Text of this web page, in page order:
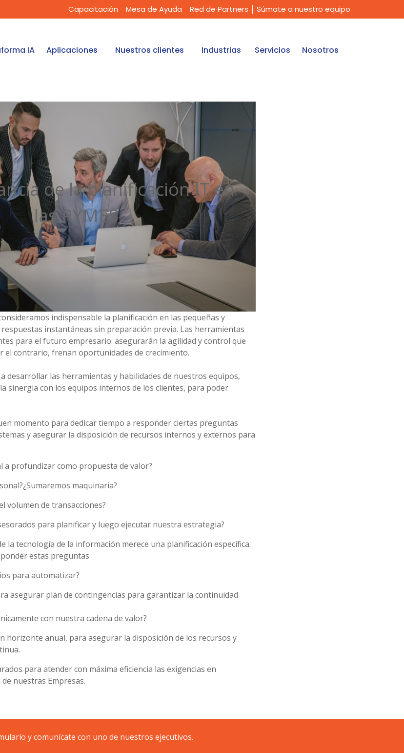
Capacitación Mesa de Ayuda Red de Partners Súmate a nuestro equipo
IA Aplicaciones Nuestros clientes Industrias Servicios Nosotros
de la planificación IT en
las PYMES
indispensable la planificación en las pequeñas y
instantáneas sin preparación previa. Las herramientas
para el futuro empresario: asegurarán la agilidad y control que
el contrario, frenan oportunidades de crecimiento.
desarrollar las herramientas y habilidades de nuestros equipos,
sinergia con los equipos internos de los clientes, para poder
momento para dedicar tiempo a responder ciertas preguntas
y asegurar la disposición de recursos internos y externos para
a profundizar como propuesta de valor?
maquinaria?
volumen de transacciones?
para planificar y luego ejecutar nuestra estrategia?
la tecnología de la información merece una planificación específica.
estas preguntas
para automatizar?
asegurar plan de contingencias para garantizar la continuidad
con nuestra cadena de valor?
horizonte anual, para asegurar la disposición de los recursos y
para atender con máxima eficiencia las exigencias en
nuestras Empresas.
y comunícate con uno de nuestros ejecutivos.